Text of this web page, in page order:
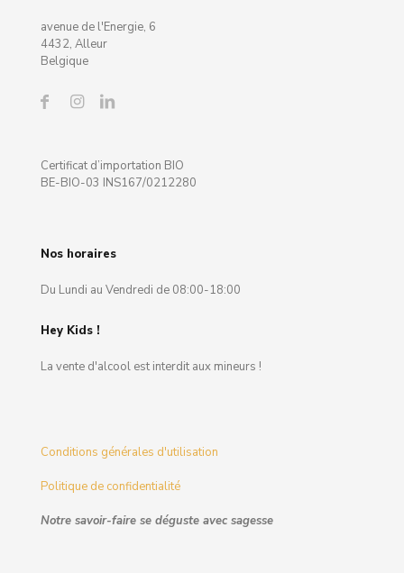
avenue de l'Energie, 6
4432, Alleur
Belgique
Certificat d’importation BIO
BE-BIO-03 INS167/0212280
Nos horaires
Du Lundi au Vendredi de 08:00-18:00
Hey Kids !
La vente d'alcool est interdit aux mineurs !
Conditions générales d'utilisation
Politique de confidentialité
Notre savoir-faire se déguste avec sagesse